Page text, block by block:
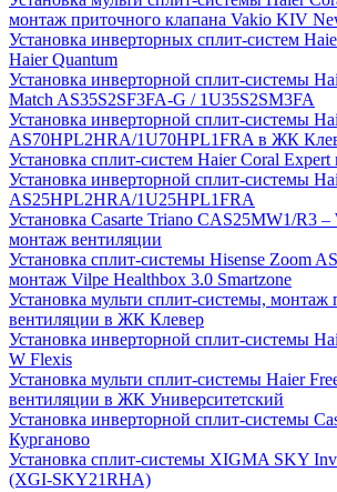
монтаж приточного клапана Vakio KIV
Установка инверторных сплит-систем
Haier Quantum
Установка инверторной сплит-системы
Match AS35S2SF3FA-G / 1U35S2SM3FA
Установка инверторной сплит-системы
AS70HPL2HRA/1U70HPL1FRA в ЖК
Установка сплит-систем Haier Coral Expert
Установка инверторной сплит-системы
AS25HPL2HRA/1U25HPL1FRA
Установка Casarte Triano CAS25MW1/R3
монтаж вентиляции
Установка сплит-системы Hisense Zoom
монтаж Vilpe Healthbox 3.0 Smartzone
Установка мульти сплит-системы, монтаж
вентиляции в ЖК Клевер
Установка инверторной сплит-системы
W Flexis
Установка мульти сплит-системы Haier
вентиляции в ЖК Университетский
Установка инверторной сплит-системы
Курганово
Установка сплит-системы XIGMA SKY
(XGI-SKY21RHA)